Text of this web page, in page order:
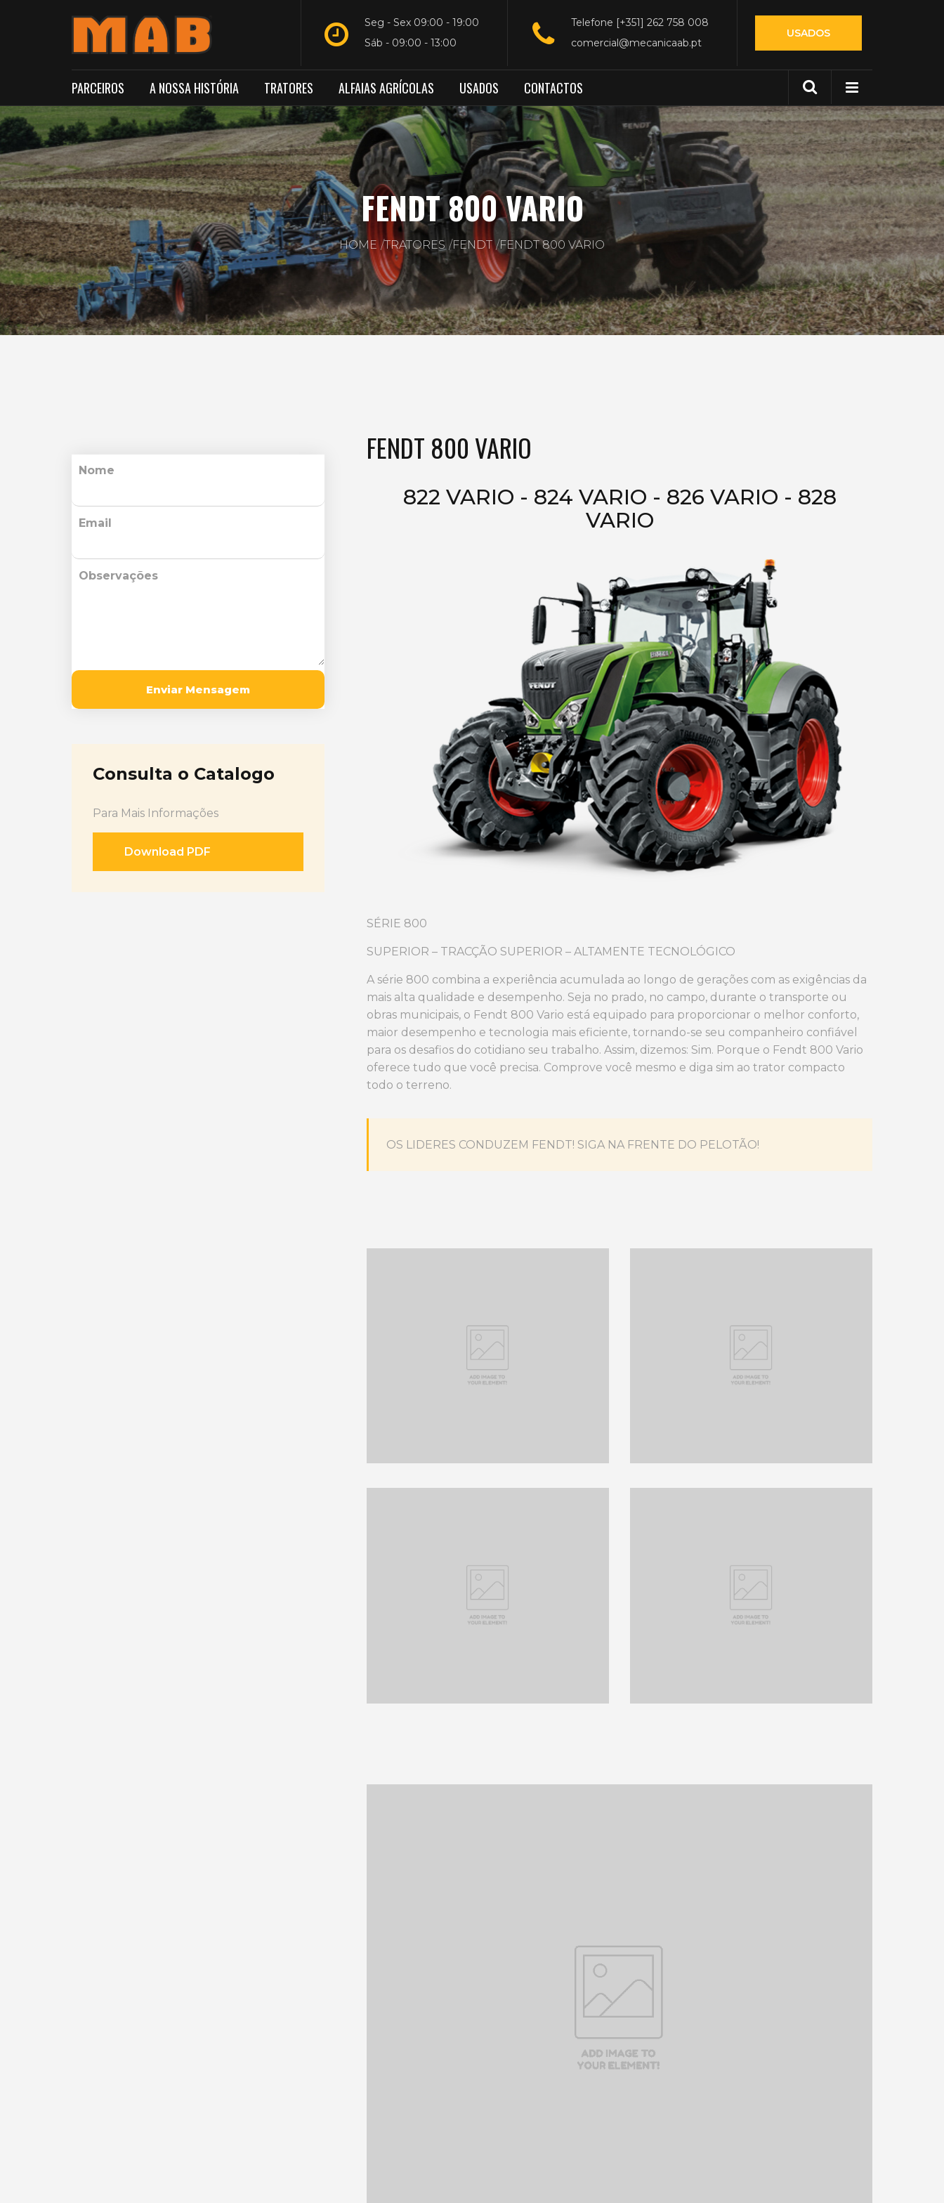
USADOS
Telefone [+351] 262 758 008
comercial@mecanicaab.pt
Seg - Sex 09:00 - 19:00
Sáb - 09:00 - 13:00
PARCEIROS A NOSSA HISTÓRIA TRATORES ALFAIAS AGRÍCOLAS USADOS CONTACTOS
FENDT 800 VARIO
HOME TRATORES FENDT FENDT 800 VARIO
Nome
Email
Observações
Consulta o Catalogo
Para Mais Informações
Download PDF
FENDT 800 VARIO
822 VARIO - 824 VARIO - 826 VARIO - 828
VARIO
SÉRIE 800
SUPERIOR – TRACÇÃO SUPERIOR – ALTAMENTE TECNOLÓGICO
A série 800 combina a experiência acumulada ao longo de gerações com as exigências da
mais alta qualidade e desempenho. Seja no prado, no campo, durante o transporte ou
obras municipais, o Fendt 800 Vario está equipado para proporcionar o melhor conforto,
maior desempenho e tecnologia mais eficiente, tornando-se seu companheiro confiável
para os desafios do cotidiano seu trabalho. Assim, dizemos: Sim. Porque o Fendt 800 Vario
oferece tudo que você precisa. Comprove você mesmo e diga sim ao trator compacto
todo o terreno.
OS LIDERES CONDUZEM FENDT! SIGA NA FRENTE DO PELOTÃO!